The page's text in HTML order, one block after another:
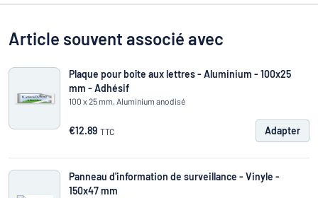
Article souvent associé avec
Plaque pour boîte aux lettres - Aluminium - 100x25
mm - Adhésif
100 x 25 mm, Aluminium anodisé
€12.89 TTC Adapter
Panneau d'information de surveillance - Vinyle -
150x47 mm